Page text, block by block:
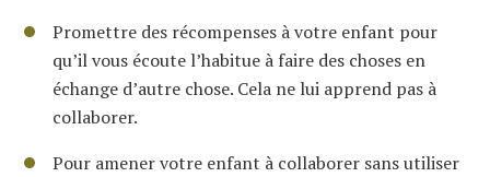
Promettre des récompenses à votre enfant pour
qu’il vous écoute l’habitue à faire des choses en
échange d’autre chose. Cela ne lui apprend pas à
collaborer.
Pour amener votre enfant à collaborer sans utiliser